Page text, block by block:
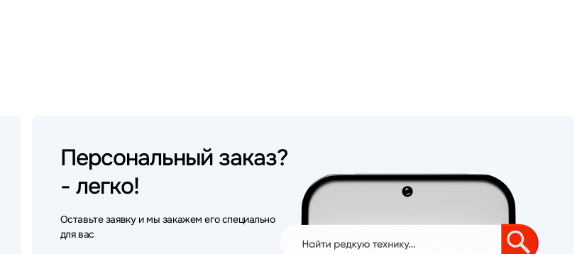
Персональный заказ?
- легко!
Оставьте заявку и мы закажем его специально
для вас